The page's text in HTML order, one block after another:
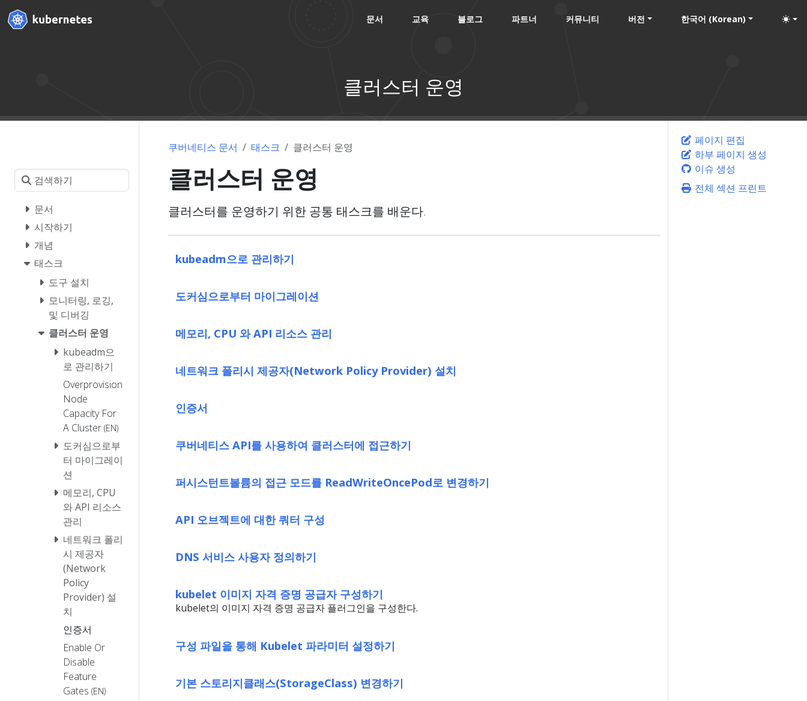
문서 교육 블로그 파트너 커뮤니티 버전 한국어 (Korean)
클러스터 운영
문서
시작하기
개념
태스크
도구 설치
모니터링, 로깅,
및 디버깅
클러스터 운영
kubeadm으
로 관리하기
Overprovision
Node
Capacity For
A Cluster (EN)
도커심으로부
터 마이그레이
션
메모리, CPU
와 API 리소스
관리
네트워크 폴리
시 제공자
(Network
Policy
Provider) 설
치
인증서
Enable Or
Disable
Feature
Gates (EN)
페이지 편집
하부 페이지 생성
이슈 생성
전체 섹션 프린트
쿠버네티스 문서 태스크 클러스터 운영
클러스터 운영
클러스터를 운영하기 위한 공통 태스크를 배운다.
kubeadm으로 관리하기
도커심으로부터 마이그레이션
메모리, CPU 와 API 리소스 관리
네트워크 폴리시 제공자(Network Policy Provider) 설치
인증서
쿠버네티스 API를 사용하여 클러스터에 접근하기
퍼시스턴트볼륨의 접근 모드를 ReadWriteOncePod로 변경하기
API 오브젝트에 대한 쿼터 구성
DNS 서비스 사용자 정의하기
kubelet 이미지 자격 증명 공급자 구성하기
kubelet의 이미지 자격 증명 공급자 플러그인을 구성한다.
구성 파일을 통해 Kubelet 파라미터 설정하기
기본 스토리지클래스(StorageClass) 변경하기